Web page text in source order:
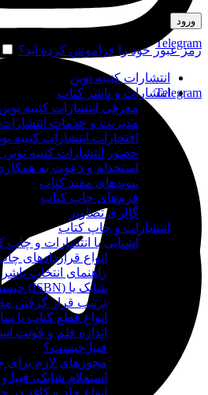
Telegram
Telegram
ورود
رمز عبور خود را فراموش کرده اید؟
انتشارات کتیبه نوین
انتشارات و ناشر کتاب
معرفی انتشارات کتیبه نوین
مدیریت و خدمات انتشارات
افتخارات انتشارات کتیبه
حضور انتشارات کتیبه نوین
استخدام و دعوت به
پیوندهای مفید کتاب
فرم‌های چاپ کتاب
گالری تصاویر
انتشارات و چاپ کتاب
آشنایی با انتشارات و چاپ
انواع قراردادهای
راهنمای انتخاب
شابک یا (ISBN) چیست؟
ترتیب قرار گرفتن
انواع قطع کتاب یا
اندازه قلم و فونت
فیپا چیست؟
مجوزهای لازم برای
استعلام شابک،
انواع جلد و کاغذ در